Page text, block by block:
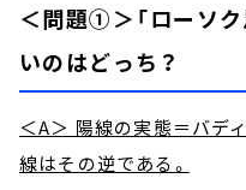
＜問題①＞「ローソ
いのはどっち？
＜A＞ 陽線の実態＝バディ
線はその逆である。